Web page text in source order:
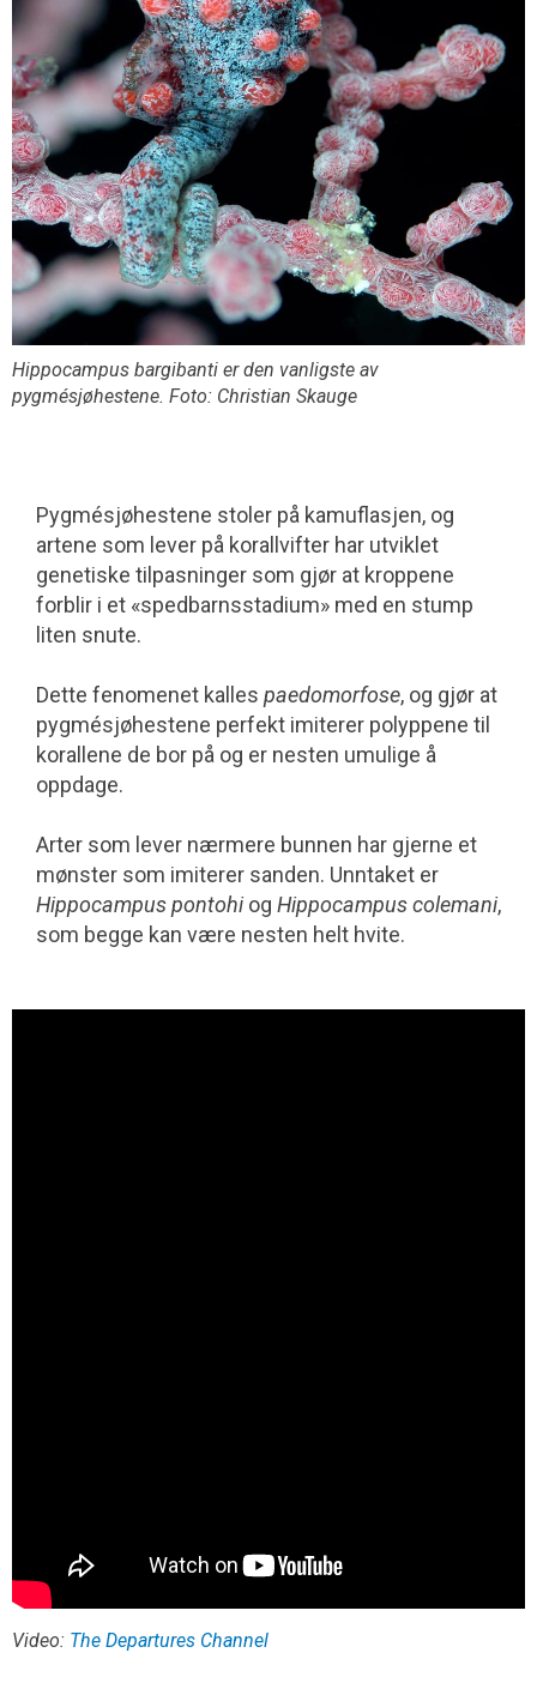
Hippocampus bargibanti er den vanligste av
pygmésjøhestene. Foto: Christian Skauge
Pygmésjøhestene stoler på kamuflasjen, og
artene som lever på korallvifter har utviklet
genetiske tilpasninger som gjør at kroppene
forblir i et «spedbarnsstadium» med en stump
liten snute.
Dette fenomenet kalles paedomorfose, og gjør at
pygmésjøhestene perfekt imiterer polyppene til
korallene de bor på og er nesten umulige å
oppdage.
Arter som lever nærmere bunnen har gjerne et
mønster som imiterer sanden. Unntaket er
Hippocampus pontohiog Hippocampus colemani,
som begge kan være nesten helt hvite.
Video: The Departures Channel